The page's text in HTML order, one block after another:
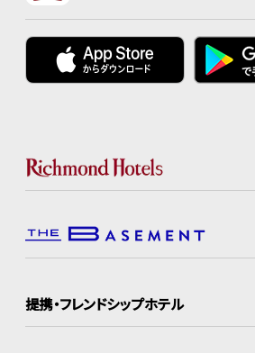
提携・フレンドシップホテル